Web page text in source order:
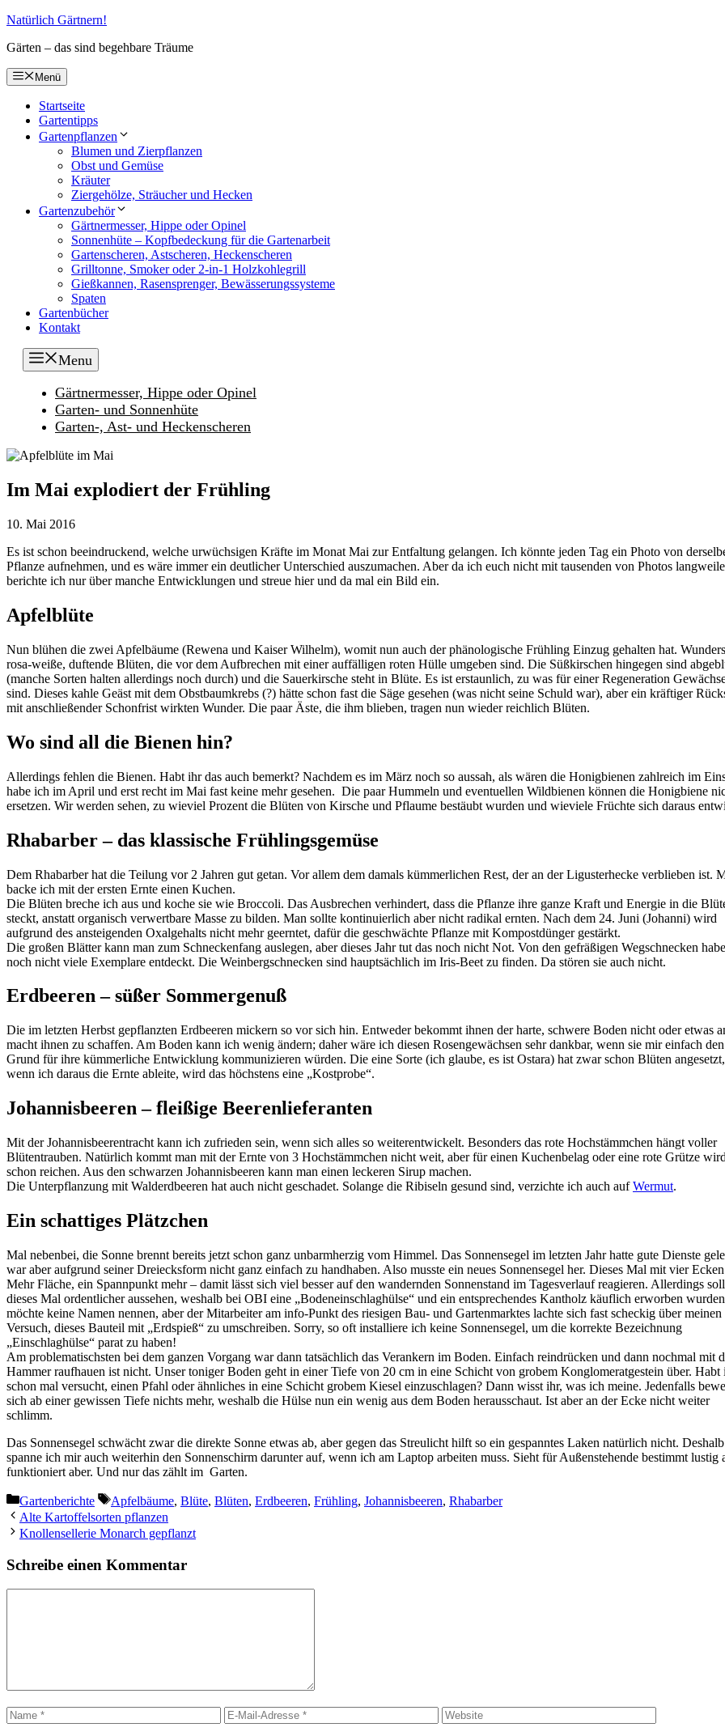
Zum
springen
Natürlich Gärtnern!
Gärten – das sind begehbare Träume
Menü
Startseite
Gartentipps
Gartenpflanzen
Blumen und Zierpflanzen
Obst und Gemüse
Kräuter
Ziergehölze, Sträucher und Hecken
Gartenzubehör
Gärtnermesser, Hippe oder Opinel
Sonnenhüte – Kopfbedeckung für die Gartenarbeit
Gartenscheren, Astscheren, Heckenscheren
Grilltonne, Smoker oder 2-in-1 Holzkohlegrill
Gießkannen, Rasensprenger, Bewässerungssysteme
Spaten
Gartenbücher
Kontakt
Menu
Gärtnermesser, Hippe oder Opinel
Garten- und Sonnenhüte
Garten-, Ast- und Heckenscheren
Im Mai explodiert der Frühling
10. Mai 2016
Es ist schon beeindruckend, welche urwüchsigen Kräfte im Monat Mai zur Entfaltung gelangen. Ich könnte jeden Tag ein Photo von
Pflanze aufnehmen, und es wäre immer ein deutlicher Unterschied auszumachen. Aber da ich euch nicht mit tausenden von Photos
berichte ich nur über manche Entwicklungen und streue hier und da mal ein Bild ein.
Apfelblüte
Nun blühen die zwei Apfelbäume (Rewena und Kaiser Wilhelm), womit nun auch der phänologische Frühling Einzug gehalten hat.
rosa-weiße, duftende Blüten, die vor dem Aufbrechen mit einer auffälligen roten Hülle umgeben sind. Die Süßkirschen hingegen sind
(manche Sorten halten allerdings noch durch) und die Sauerkirsche steht in Blüte. Es ist erstaunlich, zu was für einer Regeneration
sind. Dieses kahle Geäst mit dem Obstbaumkrebs (?) hätte schon fast die Säge gesehen (was nicht seine Schuld war), aber ein kräftiger
mit anschließender Schonfrist wirkten Wunder. Die paar Äste, die ihm blieben, tragen nun wieder reichlich Blüten.
Wo sind all die Bienen hin?
Allerdings fehlen die Bienen. Habt ihr das auch bemerkt? Nachdem es im März noch so aussah, als wären die Honigbienen zahlreich im
habe ich im April und erst recht im Mai fast keine mehr gesehen. Die paar Hummeln und eventuellen Wildbienen können die Honigbiene
ersetzen. Wir werden sehen, zu wieviel Prozent die Blüten von Kirsche und Pflaume bestäubt wurden und wieviele Früchte sich daraus
Rhabarber – das klassische Frühlingsgemüse
Dem Rhabarber hat die Teilung vor 2 Jahren gut getan. Vor allem dem damals kümmerlichen Rest, der an der Ligusterhecke verblieben ist.
backe ich mit der ersten Ernte einen Kuchen.
Die Blüten breche ich aus und koche sie wie Broccoli. Das Ausbrechen verhindert, dass die Pflanze ihre ganze Kraft und Energie in die
steckt, anstatt organisch verwertbare Masse zu bilden. Man sollte kontinuierlich aber nicht radikal ernten. Nach dem 24. Juni (Johanni) wird
aufgrund des ansteigenden Oxalgehalts nicht mehr geerntet, dafür die geschwächte Pflanze mit Kompostdünger gestärkt.
Die großen Blätter kann man zum Schneckenfang auslegen, aber dieses Jahr tut das noch nicht Not. Von den gefräßigen Wegschnecken
noch nicht viele Exemplare entdeckt. Die Weinbergschnecken sind hauptsächlich im Iris-Beet zu finden. Da stören sie auch nicht.
Erdbeeren – süßer Sommergenuß
Die im letzten Herbst gepflanzten Erdbeeren mickern so vor sich hin. Entweder bekommt ihnen der harte, schwere Boden nicht oder etwas
macht ihnen zu schaffen. Am Boden kann ich wenig ändern; daher wäre ich diesen Rosengewächsen sehr dankbar, wenn sie mir einfach den
Grund für ihre kümmerliche Entwicklung kommunizieren würden. Die eine Sorte (ich glaube, es ist Ostara) hat zwar schon Blüten
wenn ich daraus die Ernte ableite, wird das höchstens eine „Kostprobe“.
Johannisbeeren – fleißige Beerenlieferanten
Mit der Johannisbeerentracht kann ich zufrieden sein, wenn sich alles so weiterentwickelt. Besonders das rote Hochstämmchen hängt voller
Blütentrauben. Natürlich kommt man mit der Ernte von 3 Hochstämmchen nicht weit, aber für einen Kuchenbelag oder eine rote Grütze
schon reichen. Aus den schwarzen Johannisbeeren kann man einen leckeren Sirup machen.
Die Unterpflanzung mit Walderdbeeren hat auch nicht geschadet. Solange die Ribiseln gesund sind, verzichte ich auch aufWermut.
Ein schattiges Plätzchen
Mal nebenbei, die Sonne brennt bereits jetzt schon ganz unbarmherzig vom Himmel. Das Sonnensegel im letzten Jahr hatte gute Dienste
war aber aufgrund seiner Dreiecksform nicht ganz einfach zu handhaben. Also musste ein neues Sonnensegel her. Dieses Mal mit vier
Mehr Fläche, ein Spannpunkt mehr – damit lässt sich viel besser auf den wandernden Sonnenstand im Tagesverlauf reagieren. Allerdings
dieses Mal ordentlicher aussehen, weshalb bei OBI eine „Bodeneinschlaghülse“ und ein entsprechendes Kantholz käuflich erworben
möchte keine Namen nennen, aber der Mitarbeiter am info-Punkt des riesigen Bau- und Gartenmarktes lachte sich fast scheckig über meinen
Versuch, dieses Bauteil mit „Erdspieß“ zu umschreiben. Sorry, so oft installiere ich keine Sonnensegel, um die korrekte Bezeichnung
„Einschlaghülse“ parat zu haben!
Am problematischsten bei dem ganzen Vorgang war dann tatsächlich das Verankern im Boden. Einfach reindrücken und dann nochmal mit
Hammer raufhauen ist nicht. Unser toniger Boden geht in einer Tiefe von 20 cm in eine Schicht von grobem Konglomeratgestein über. Habt
schon mal versucht, einen Pfahl oder ähnliches in eine Schicht grobem Kiesel einzuschlagen? Dann wisst ihr, was ich meine. Jedenfalls
sich ab einer gewissen Tiefe nichts mehr, weshalb die Hülse nun ein wenig aus dem Boden herausschaut. Ist aber an der Ecke nicht weiter
schlimm.
Das Sonnensegel schwächt zwar die direkte Sonne etwas ab, aber gegen das Streulicht hilft so ein gespanntes Laken natürlich nicht. Deshalb
spanne ich mir auch weiterhin den Sonnenschirm darunter auf, wenn ich am Laptop arbeiten muss. Sieht für Außenstehende bestimmt lustig
funktioniert aber. Und nur das zählt im Garten.
Kategorien
Gartenberichte Schlagwörter
Apfelbäume, Blüte, Blüten, Erdbeeren, Frühling, Johannisbeeren, Rhabarber
Alte Kartoffelsorten pflanzen
Knollensellerie Monarch gepflanzt
Schreibe einen Kommentar
Name
E-
Mail-
Website